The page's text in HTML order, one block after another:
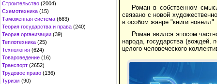
Строительство (2004)
Схемотехника (15)
Таможенная система (663)
Теория государства и права (240)
Теория организации (39)
Теплотехника (25)
Технология (624)
Товароведение (16)
Транспорт (2652)
Трудовое право (136)
Туризм (90)
Роман в собственном
связано с новой
в особом жанре "книги
Роман явился эпосом
народа, государства (вождей,
целого человеческого